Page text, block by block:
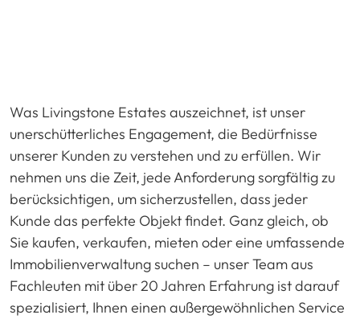
Was Livingstone Estates auszeichnet, ist unser
unerschütterliches Engagement, die Bedürfnisse
unserer Kunden zu verstehen und zu erfüllen. Wir
nehmen uns die Zeit, jede Anforderung sorgfältig zu
berücksichtigen, um sicherzustellen, dass jeder
Kunde das perfekte Objekt findet. Ganz gleich, ob
Sie kaufen, verkaufen, mieten oder eine umfassende
Immobilienverwaltung suchen – unser Team aus
Fachleuten mit über 20 Jahren Erfahrung ist darauf
spezialisiert, Ihnen einen außergewöhnlichen Service